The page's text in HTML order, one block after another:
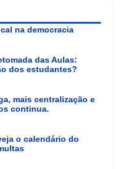
na democracia
das Aulas:
dos estudantes?
mais centralização e
continua.
o calendário do